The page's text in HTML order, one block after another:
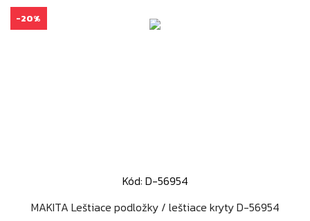
Kód: D-56954
MAKITA Leštiace podložky / leštiace kryty D-56954
-20%